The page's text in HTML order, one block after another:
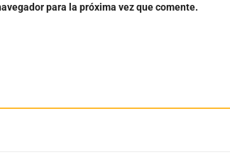
para la próxima vez que comente.